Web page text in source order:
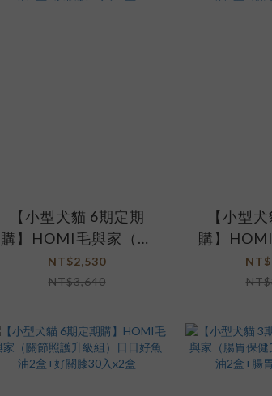
【小型犬貓 6期定期
購】HOMI毛與家（護
膚爆毛升級組）日日好
魚油2盒+肌優股60入x1
NT$2,530
NT$3,640
【小型
購】
眼睛亮升
魚油2盒+